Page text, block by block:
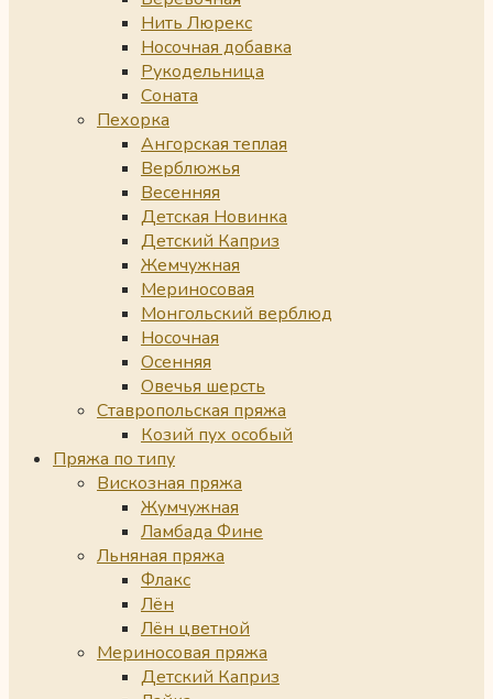
Нить Люрекс
Носочная добавка
Рукодельница
Соната
Пехорка
Ангорская теплая
Верблюжья
Весенняя
Детская Новинка
Детский Каприз
Жемчужная
Мериносовая
Монгольский верблюд
Носочная
Осенняя
Овечья шерсть
Ставропольская пряжа
Козий пух особый
Пряжа по типу
Вискозная пряжа
Жумчужная
Ламбада Фине
Льняная пряжа
Флакс
Лён
Лён цветной
Мериносовая пряжа
Детский Каприз